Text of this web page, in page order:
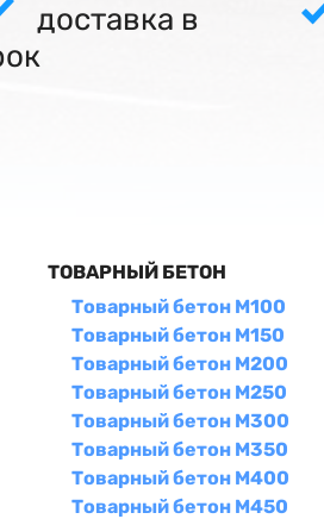
доставка в
ТОВАРНЫЙ БЕТОН
Товарный бетон М100
Товарный бетон М150
Товарный бетон М200
Товарный бетон М250
Товарный бетон М300
Товарный бетон М350
Товарный бетон М400
Товарный бетон М450